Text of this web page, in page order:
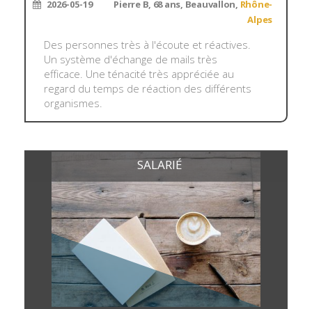
2026-05-19 Pierre B, 68 ans, Beauvallon, Rhône-
Alpes
Des personnes très à l'écoute et réactives.
Un système d'échange de mails très
efficace. Une ténacité très appréciée au
regard du temps de réaction des différents
organismes.
SALARIÉ